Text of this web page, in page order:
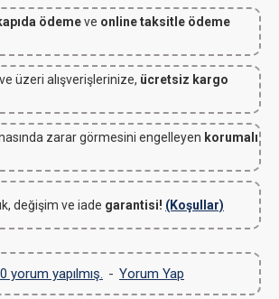
ödemeve online taksitle ödeme
ve üzeri alışverişlerinize, ücretsiz kargo
zarar görmesini engelleyen korumalı
değişim ve iade garantisi! (Koşullar)
0 yorum yapılmış. - Yorum Yap